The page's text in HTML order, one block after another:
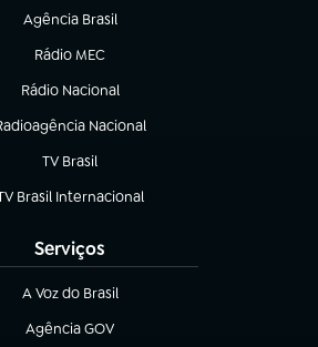
Agência Brasil
(abre em nova aba)
Rádio MEC
Rádio Nacional
(abre em nova aba)
Nacional
em nova aba)
TV Brasil
(abre em nova aba)
Brasil Internacional
(abre em nova aba)
Serviços
A Voz do Brasil
(abre em nova aba)
Agência GOV
(abre em nova aba)